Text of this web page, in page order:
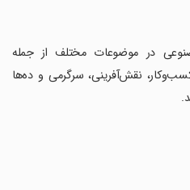
هوش مصنوعی در موضوعات مختلف از جمله
نقش‌آفرینی، سرگرمی و ده‌ها